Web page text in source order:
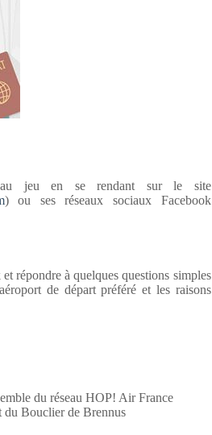
au jeu en se rendant sur le site
) ou ses réseaux sociaux Facebook
répondre à quelques questions simples
de départ préféré et les raisons
du réseau HOP! Air France
du Bouclier de Brennus